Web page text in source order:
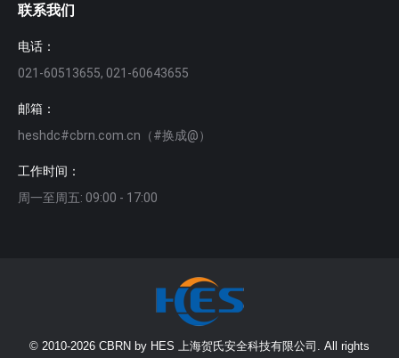
联系我们
电话：
021-60513655, 021-60643655
邮箱：
heshdc#cbrn.com.cn（#换成@）
工作时间：
周一至周五: 09:00 - 17:00
© 2010-2026 CBRN by HES 上海贺氏安全科技有限公司. All rights